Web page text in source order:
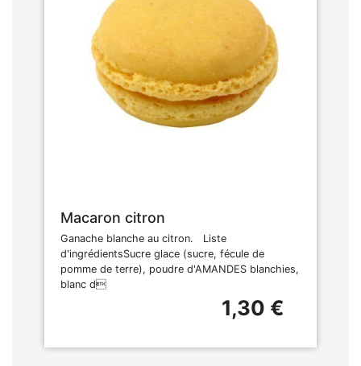
Macaron citron
Ganache blanche au citron. Liste
d'ingrédientsSucre glace (sucre, fécule de
pomme de terre), poudre d'AMANDES blanchies,
blanc d
1,30 €